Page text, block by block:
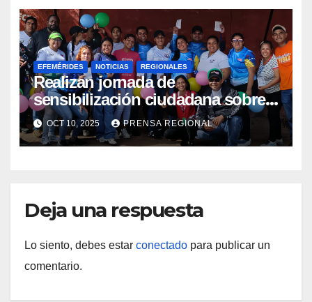
EFEMÉRIDES NOTICIAS REGIONALES
Realizan jornada de
sensibilización ciudadana sobre
Salud Mental en Amazonas
OCT 10, 2025 PRENSA REGIONAL
Deja una respuesta
Lo siento, debes estar conectado para publicar un
comentario.